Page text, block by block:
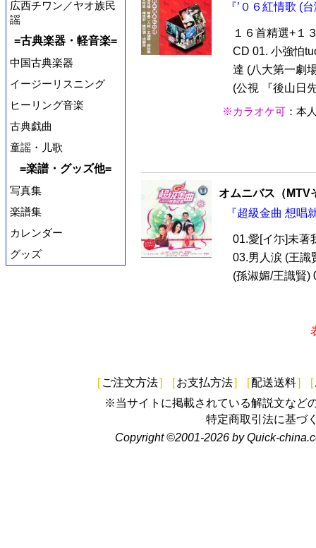
広西チワン／ヤオ族民
謡
=古典楽器・軽音楽=
中国古典楽器
イージーリスニング
ヒーリング音楽
古典戯曲
童謡・儿歌
=楽譜・グッズ他=
写真集
楽譜集
カレンダー
グッズ
『’０６紅情歌 (
１６首精選+１
CD 01. 小強怕
達 (八大第一劇
(公視 『後山日
※カラオケ可 ：本
オムニバス（MTV
『超級金曲 想唱
01.愛[イ尓]未著
03.男人涙 (王識
(孫淑媚/王識賢)
[ ご注文方法] [お支払方法] [配送送料] [
※当サイトに掲載されている解説文など
特定商取引法に基づ
Copyright ©2001-2026 by Quick-